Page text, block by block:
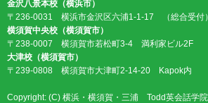
金沢八景本校（横浜市）
〒236-0031 横浜市金沢区六浦1-1-17 （総合受付
横須賀中央校（横須賀市）
〒238-0007 横須賀市若松町3-4 満利家ビル2F
大津校（横須賀市）
〒239-0808 横須賀市大津町2-14-20 Kapok内
Copyright: (C) 横浜・横須賀・三浦 Todd英会話学